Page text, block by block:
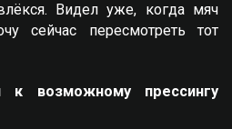
Видел уже, когда мяч
сейчас пересмотреть тот
возможному прессингу